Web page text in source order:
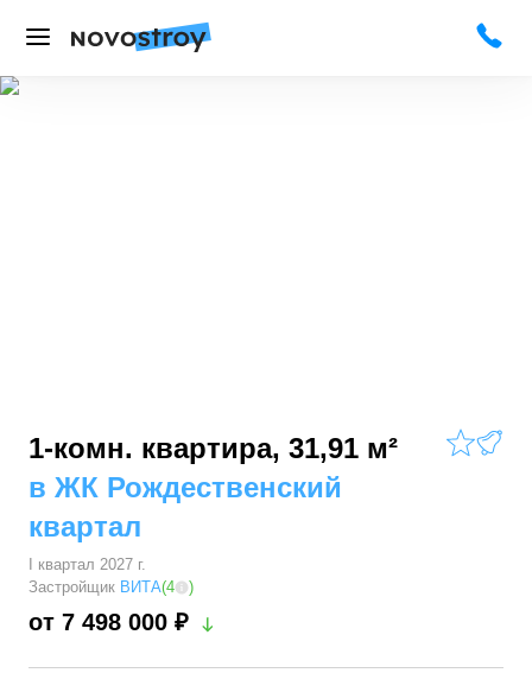
1-комн. квартира, 31,91 м²
в ЖК Рождественский
квартал
I квартал 2027 г.
Застройщик ВИТА(4 )
от 7 498 000 ₽